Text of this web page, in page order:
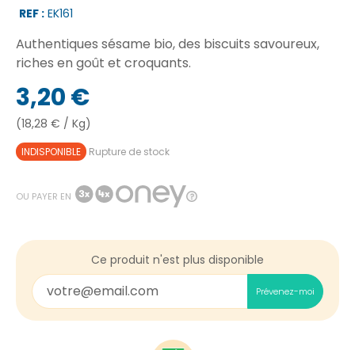
REF : EK161
Authentiques sésame bio, des biscuits savoureux,
riches en goût et croquants.
3,20 €
(18,28 € / Kg)
INDISPONIBLE Rupture de stock
OU PAYER EN
Ce produit n'est plus disponible
Prévenez-moi